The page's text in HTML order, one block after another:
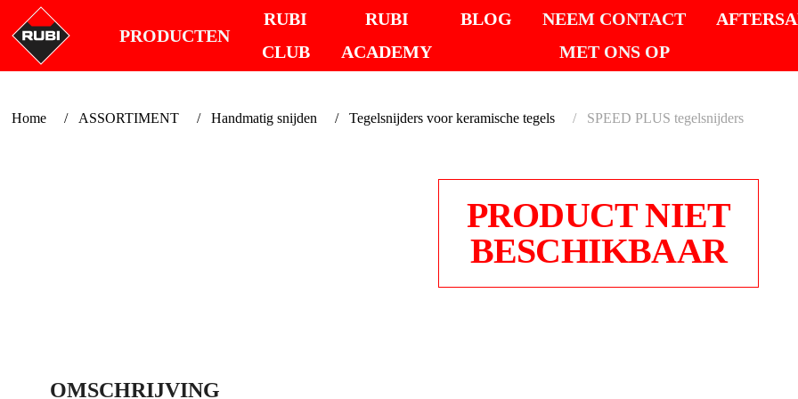
PRODUCTEN
RUBI
CLUB
RUBI
ACADEMY
BLOG
NEEM CONTACT
MET ONS OP
Home ASSORTIMENT Handmatig snijden Tegelsnijders voor keramische tegels SPEED PLUS tegelsnijders
PRODUCT NIET
BESCHIKBAAR
OMSCHRIJVING